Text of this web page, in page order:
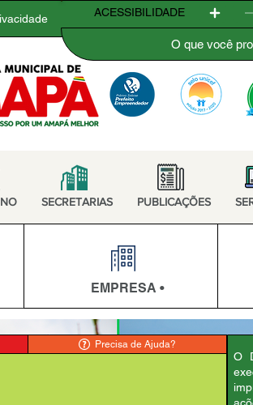
ACESSIBILIDADE
SECRETARIAS PUBLICAÇÕES
EMPRESA •
Precisa de Ajuda?
O